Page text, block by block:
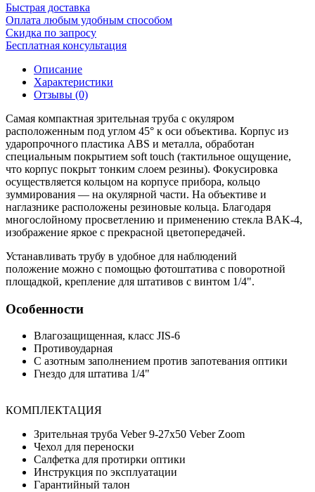
Быстрая доставка
Оплата любым удобным способом
Скидка по запросу
Бесплатная консультация
Описание
Характеристики
Отзывы (0)
Самая компактная зрительная труба с окуляром
расположенным под углом 45° к оси объектива. Корпус из
ударопрочного пластика ABS и металла, обработан
специальным покрытием soft touch (тактильное ощущение,
что корпус покрыт тонким слоем резины). Фокусировка
осуществляется кольцом на корпусе прибора, кольцо
зуммирования — на окулярной части. На объективе и
наглазнике расположены резиновые кольца. Благодаря
многослойному просветлению и применению стекла BAK-4,
изображение яркое с прекрасной цветопередачей.
Устанавливать трубу в удобное для наблюдений
положение можно с помощью фотоштатива с поворотной
площадкой, крепление для штативов с винтом 1/4".
Особенности
Влагозащищенная, класс JIS-6
Противоударная
С азотным заполнением против запотевания оптики
Гнездо для штатива 1/4"
КОМПЛЕКТАЦИЯ
Зрительная труба Veber 9-27x50 Veber Zoom
Чехол для переноски
Салфетка для протирки оптики
Инструкция по эксплуатации
Гарантийный талон